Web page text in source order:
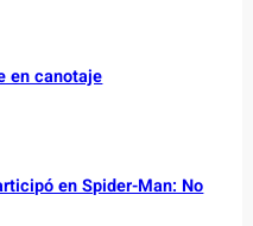
en canotaje
en Spider-Man: No